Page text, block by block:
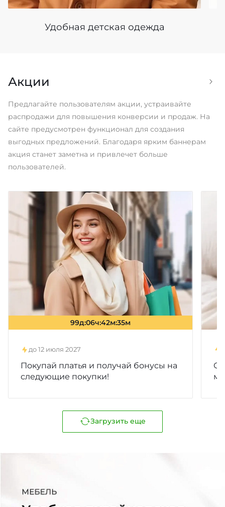
Удобная детская одежда
Акции
Предлагайте пользователям акции, устраивайте
распродажи для повышения конверсии и продаж. На
сайте предусмотрен функционал для создания
выгодных предложений. Благодаря ярким баннерам
акция станет заметна и привлечет больше
пользователей.
до 12 июля 2027
Покупай платья и получай бонусы на
следующие покупки!
Загрузить еще